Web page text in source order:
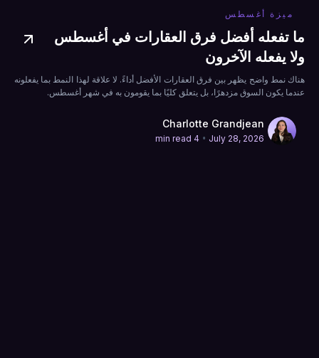
ميزة أغسطس
ما تفعله أفضل فرق العقارات في أغسطس
ولا يفعله الآخرون
هناك نمط واضح يظهر بين فرق العقارات الأفضل أداءً. لا علاقة لهذا النمط بما يفعلونه
عندما يكون السوق مزدهرًا، بل يتعلق كليًا بما يقومون به في شهر أغسطس.
Charlotte Grandjean
July 28, 2026
•
4 min read